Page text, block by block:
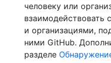
человеку или
взаимодействовать
и организациями,
ними GitHub.
разделе